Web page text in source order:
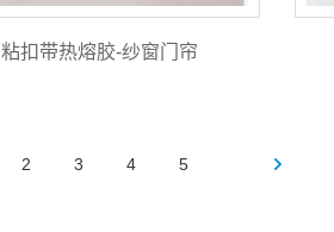
粘扣带热熔胶-纱窗门帘
2 3 4 5